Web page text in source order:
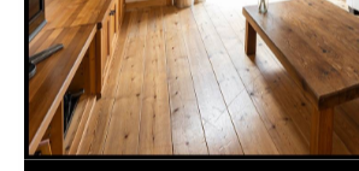
2026/06/08
感震ブレーカー